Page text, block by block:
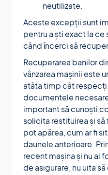
neutilizate.
Aceste excepții sunt
pentru a ști exact la
când încerci să
Recuperarea banilor
vânzarea mașinii este
atâta timp cât
documentele
important să cunoști
solicita restituirea și
pot apărea, cum ar fi
daunele anterioare.
recent mașina și nu ai
de asigurare, nu uita